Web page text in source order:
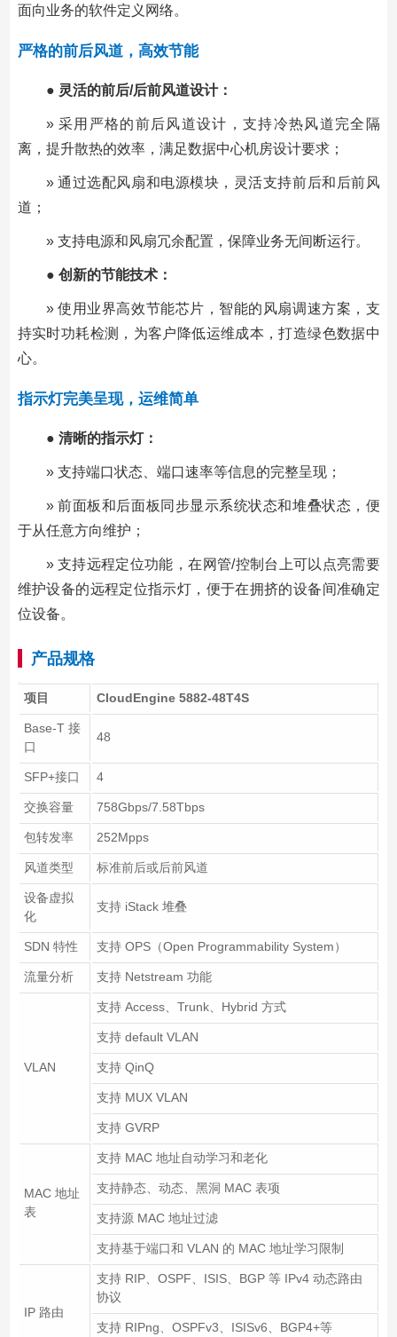
面向业务的软件定义网络。
严格的前后风道，高效节能
● 灵活的前后/后前风道设计：
» 采用严格的前后风道设计，支持冷热风道完全隔
离，提升散热的效率，满足数据中心机房设计要求；
» 通过选配风扇和电源模块，灵活支持前后和后前风
道；
» 支持电源和风扇冗余配置，保障业务无间断运行。
● 创新的节能技术：
» 使用业界高效节能芯片，智能的风扇调速方案，支
持实时功耗检测，为客户降低运维成本，打造绿色数据中
心。
指示灯完美呈现，运维简单
● 清晰的指示灯：
» 支持端口状态、端口速率等信息的完整呈现；
» 前面板和后面板同步显示系统状态和堆叠状态，便
于从任意方向维护；
» 支持远程定位功能，在网管/控制台上可以点亮需要
维护设备的远程定位指示灯，便于在拥挤的设备间准确定
位设备。
产品规格
项目 CloudEngine 5882-48T4S
Base-T 接
口
48
SFP+接口 4
交换容量 758Gbps/7.58Tbps
包转发率 252Mpps
风道类型 标准前后或后前风道
设备虚拟
化
支持 iStack 堆叠
SDN 特性 支持 OPS（Open Programmability System）
流量分析 支持 Netstream 功能
VLAN
支持 Access、Trunk、Hybrid 方式
支持 default VLAN
支持 QinQ
支持 MUX VLAN
支持 GVRP
MAC 地址
表
支持 MAC 地址自动学习和老化
支持静态、动态、黑洞 MAC 表项
支持源 MAC 地址过滤
支持基于端口和 VLAN 的 MAC 地址学习限制
IP 路由
支持 RIP、OSPF、ISIS、BGP 等 IPv4 动态路由
协议
支持 RIPng、OSPFv3、ISISv6、BGP4+等